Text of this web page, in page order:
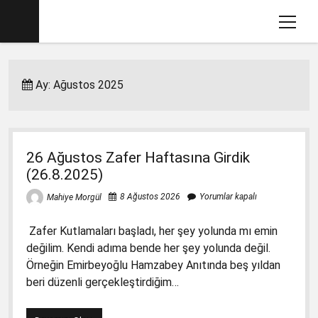
menüyü
Mahiye MORGÜL Kimdir
Dava Açtığımız Kitaplar (2012-2017)
2017-2018 İlkokul Kitaplarında Gördüklerim
1. Sınıf Okuma Yazma Kitabında Gördüklerim
2. Sınıf İngilizce Kitabında 3 Gözlü Canavar
aç
Türkçe-1 için Başsavcılığa Suç Duyurusu
17.1.2018
İfademin Tamamı 10/11/2017
Ders Kitaplarına Açılan Davalar menüyü
aç
1. Sınıf Çalışma Kitaplarında Pedagojik
Yanlışlara Dava
1. Sınıf Hayat Bilgisi Dava Dilekçesi
Ay:Ağustos 2025
26 Ağustos Zafer Haftasına Girdik
(26.8.2025)
Mahiye Morgül 8 Ağustos 2026 Yorumlar kapalı
Zafer Kutlamaları başladı, her şey yolunda mı emin
değilim. Kendi adıma bende her şey yolunda değil.
Örneğin Emirbeyoğlu Hamzabey Anıtında beş yıldan
beri düzenli gerçekleştirdiğim…